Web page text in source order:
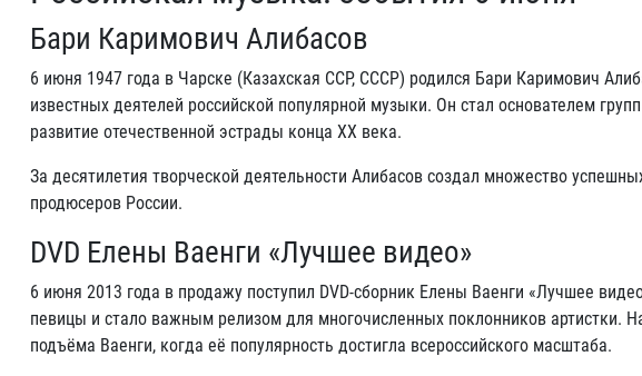
Бари Каримович Алибасов
6 июня 1947 года в Чарске (Казахская ССР, СССР) родился Бари Каримович
известных деятелей российской популярной музыки. Он стал основателем
развитие отечественной эстрады конца XX века.
За десятилетия творческой деятельности Алибасов создал множество
продюсеров России.
DVD Елены Ваенги «Лучшее видео»
6 июня 2013 года в продажу поступил DVD-сборник Елены Ваенги «Лучшее
певицы и стало важным релизом для многочисленных поклонников артистки.
подъёма Ваенги, когда её популярность достигла всероссийского масштаба.